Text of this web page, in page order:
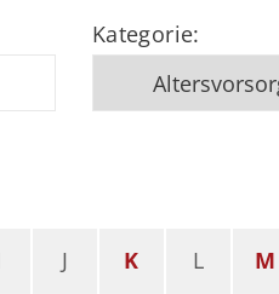
Kategorie:
J K L M